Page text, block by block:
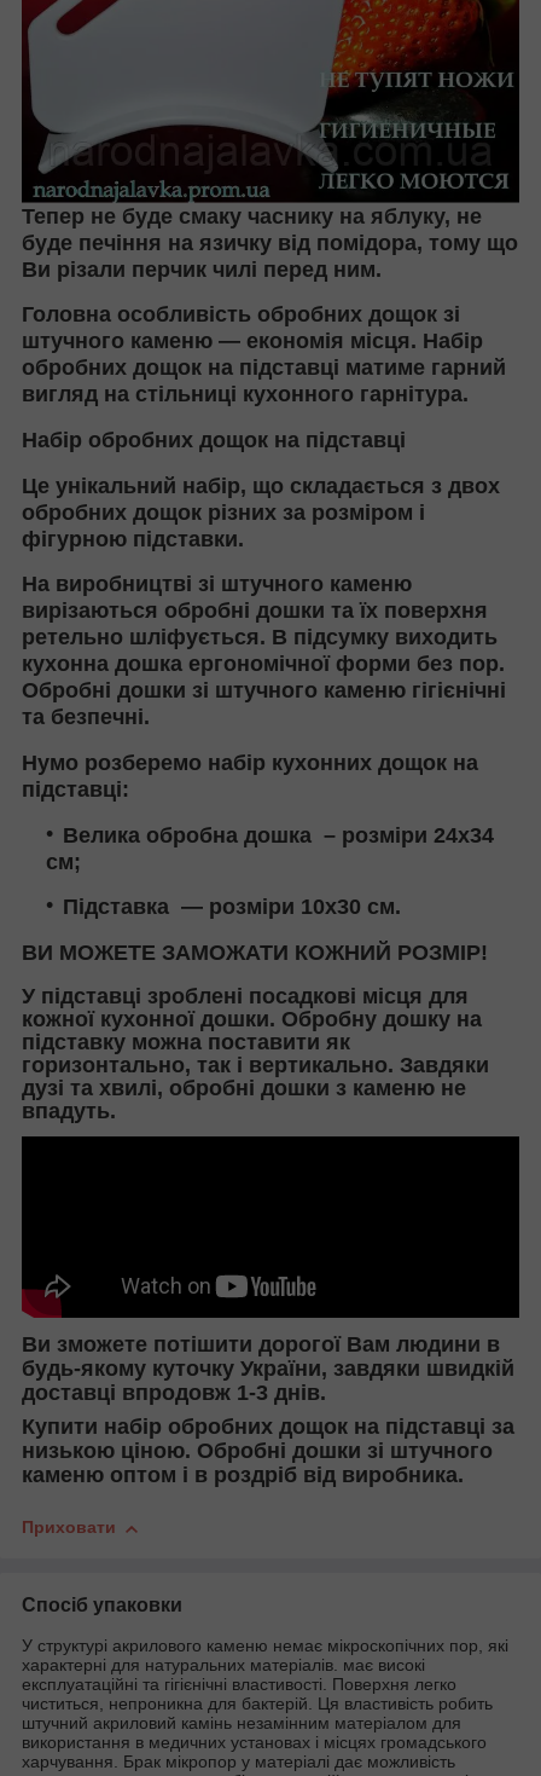
Тепер не буде смаку часнику на яблуку, не
буде печіння на язичку від помідора, тому що
Ви різали перчик чилі перед ним.
Головна особливість обробних дощок зі
штучного каменю — економія місця. Набір
обробних дощок на підставці матиме гарний
вигляд на стільниці кухонного гарнітура.
Набір обробних дощок на підставці
Це унікальний набір, що складається з двох
обробних дощок різних за розміром і
фігурною підставки.
На виробництві зі штучного каменю
вирізаються обробні дошки та їх поверхня
ретельно шліфується. В підсумку виходить
кухонна дошка ергономічної форми без пор.
Обробні дошки зі штучного каменю гігієнічні
та безпечні.
Нумо розберемо набір кухонних дощок на
підставці:
Велика обробна дошка – розміри 24х34
см;
Підставка — розміри 10х30 см.
ВИ МОЖЕТЕ ЗАМОЖАТИ КОЖНИЙ РОЗМІР!
У підставці зроблені посадкові місця для
кожної кухонної дошки. Обробну дошку на
підставку можна поставити як
горизонтально, так і вертикально. Завдяки
дузі та хвилі, обробні дошки з каменю не
впадуть.
Ви зможете потішити дорогої Вам людини в
будь-якому куточку України, завдяки швидкій
доставці впродовж 1-3 днів.
Купити набір обробних дощок на підставці за
низькою ціною. Обробні дошки зі штучного
каменю оптом і в роздріб від виробника.
Приховати
Спосіб упаковки
У структурі акрилового каменю немає мікроскопічних пор, які
характерні для натуральних матеріалів. має високі
експлуатаційні та гігієнічні властивості. Поверхня легко
чиститься, непроникна для бактерій. Ця властивість робить
штучний акриловий камінь незамінним матеріалом для
використання в медичних установах і місцях громадського
харчування. Брак мікропор у матеріалі дає можливість